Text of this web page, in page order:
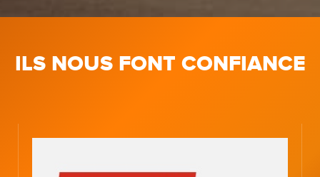
ILS NOUS FONT CONFIANCE